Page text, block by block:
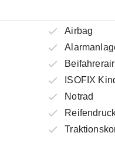
Airbag
ISOFIX
Notrad